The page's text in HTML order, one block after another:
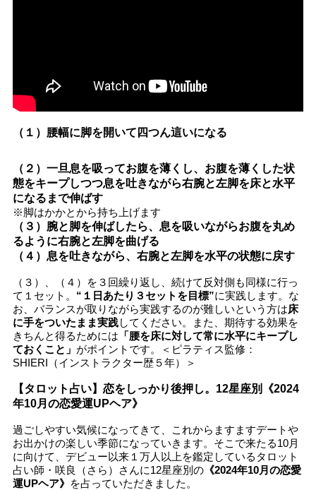
（１）腰幅に脚を開いて四つん這いになる
（２）一旦息を吸ってお腹を薄くし、お腹を薄くした状
態をキープしつつ息を吐きながら右腕と左脚を床と水平
になるまで伸ばす
※脚はかかとから持ち上げます
（３）腕と脚を伸ばしたら、息を吸いながらお腹を丸め
るように右腕と左脚を曲げる
（４）息を吐きながら、右腕と左脚を水平の状態に戻す
（３）、（４）を３回繰り返し、続けて反対側も同様に行っ
て１セット。 “１日あたり３セットを目標”に実践します。な
お、バランスが取りながら実践するのが難しいという方は床
に手をついたまま実践してください。また、期待する効果を
きちんと得るためには 「腰を床に対して常に水平にキープし
ておくこと」 がポイントです。＜ピラティス監修：
SHIERI（インストラクター歴５年）＞
【タロット占い】恋をしっかり後押し。12星座別《2024
年10月の恋愛運UPヘア》
過ごしやすい気候になってきて、これからますますデートや
お出かけの楽しい季節になっていきます。そこで来たる10月
に向けて、デビュー以来１万人以上を鑑定しているタロット
占い師・咲良（さら）さんに12星座別の 《2024年10月の恋愛
運UPヘア》 を占っていただきました。